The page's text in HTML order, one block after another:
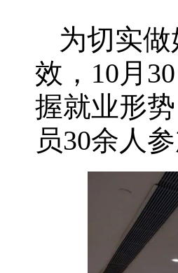
为切实
效，10月
握就业形
员30余人参